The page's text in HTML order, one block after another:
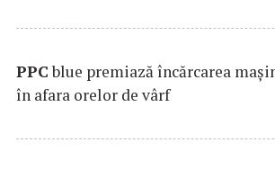
PPCblue premiază încărcarea
în afara orelor de vârf